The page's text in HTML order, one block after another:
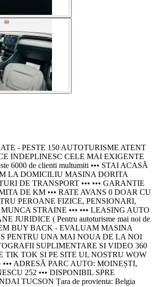
- PESTE 150 AUTOTURISME ATENT
INDEPLINESC CELE MAI EXIGENTE
6000 de clienti multumiti ••• STAI ACASĂ
LA DOMICILIU MASINA DORITA
DE TRANSPORT ••• ••• GARANTIE
DE KM ••• RATE AVANS 0 DOAR CU
PEROANE FIZICE, PENSIONARI,
STRAINE ••• ••• LEASING AUTO
JURIDICE ( Pentru autoturisme mai noi de
BUY BACK - EVALUAM MASINA
PENTRU UNA MAI NOUA DE LA NOI
SUPLIMENTARE SI VIDEO 360
TIK TOK SI PE SITE UL NOSTRU WOW
ADRESĂ PARC AUTO: MOINEȘTI,
252 ••• DISPONIBIL SPRE
TUCSON Țara de provienta: Belgia